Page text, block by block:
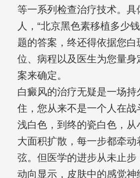
等一系列检查治疗技术。具
人，“北京黑色素移植多少
题的答案，终还得依据您白
位、病程以及医生为您量身
案来确定。
白癜风的治疗无疑是一场持
住，您从来不是一个人在战
浅白色，到终的瓷白色，从
大面积扩散，每一步都牵动
弦。但医学的进步从未止步
动向显示，皮肤中的感觉神